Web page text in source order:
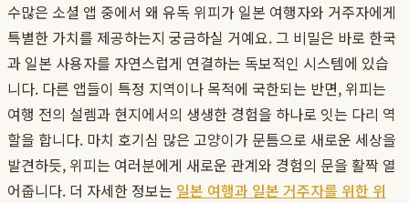
수많은 소셜 앱 중에서 왜 유독 위피가 일본 여행자와 거주자에게
특별한 가치를 제공하는지 궁금하실 거예요. 그 비밀은 바로 한국
과 일본 사용자를 자연스럽게 연결하는 독보적인 시스템에 있습
니다. 다른 앱들이 특정 지역이나 목적에 국한되는 반면, 위피는
여행 전의 설렘과 현지에서의 생생한 경험을 하나로 잇는 다리 역
할을 합니다. 마치 호기심 많은 고양이가 문틈으로 새로운 세상을
발견하듯, 위피는 여러분에게 새로운 관계와 경험의 문을 활짝 열
어줍니다. 더 자세한 정보는 일본 여행과 일본 거주자를 위한 위